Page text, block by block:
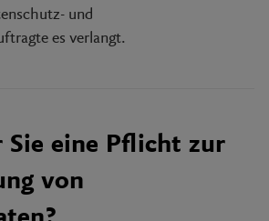
und
es verlangt.
Sie eine Pflicht zur
von